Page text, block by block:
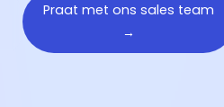
Praat met ons sales team
→